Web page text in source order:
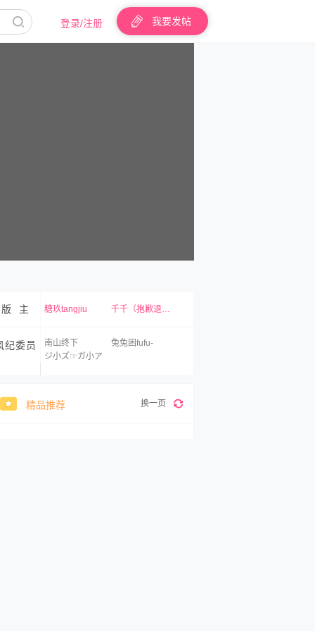
登录/注册 我要发帖
版 主 糖玖tangjiu 千千（抱歉退弹）
纪委员 南山终下
兔兔困fufu-
ジ小ズ☞ガ小ア
精品推荐 换一页